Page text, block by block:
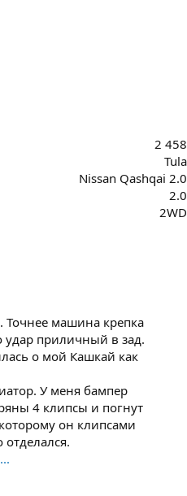
2 458
Tula
Nissan Qashqai 2.0
2.0
2WD
машина крепка
удар приличный в зад.
о мой Кашкай как
У меня бампер
4 клипсы и погнут
он клипсами